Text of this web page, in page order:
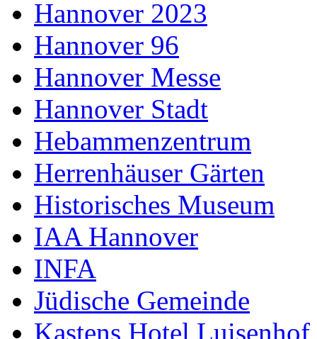
Hannover 2023
Hannover 96
Hannover Messe
Hannover Stadt
Hebammenzentrum
Herrenhäuser Gärten
Historisches Museum
IAA Hannover
INFA
Jüdische Gemeinde
Kastens Hotel Luisenhof